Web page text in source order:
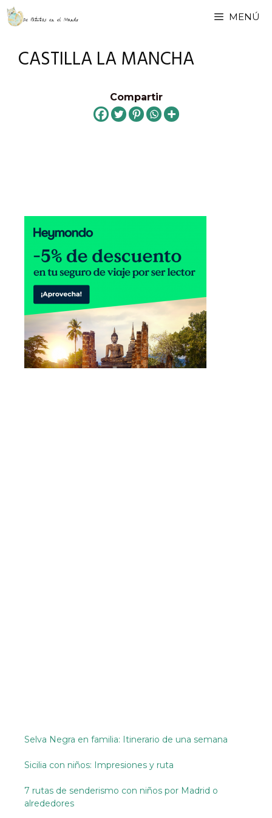
Saltar
MENÚ
CASTILLA LA MANCHA
Compartir
Selva Negra en familia: Itinerario de una semana
Sicilia con niños: Impresiones y ruta
7 rutas de senderismo con niños por Madrid o
alrededores